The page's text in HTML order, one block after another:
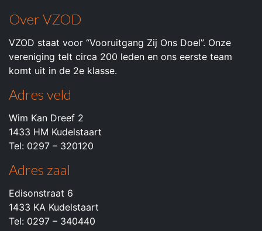
Over VZOD
VZOD staat voor “Vooruitgang Zij Ons Doel”. Onze
vereniging telt circa 200 leden en ons eerste team
komt uit in de 2e klasse.
Adres veld
Wim Kan Dreef 2
1433 HM Kudelstaart
Tel: 0297 – 320120
Adres zaal
Edisonstraat 6
1433 KA Kudelstaart
Tel: 0297 – 340440